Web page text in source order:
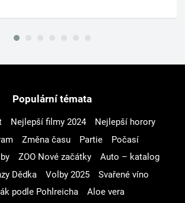
Populární témata
Nejlepší filmy 2024
Nejlepší horory
Změna času Partie
Počasí
ZOO Nové začátky
Auto – katalog
Dědka
Volby 2025
Svařené víno
podle Pohlreicha
Aloe vera